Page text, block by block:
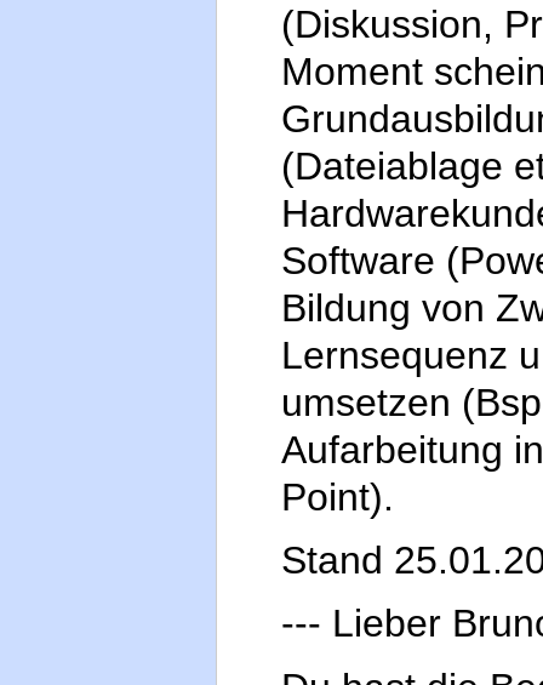
(Diskussion,
Moment
(Dateiablage
Software
Bildung von
Lernsequenz
umsetzen
Aufarbeitung
Point).
Stand
--- Lieber